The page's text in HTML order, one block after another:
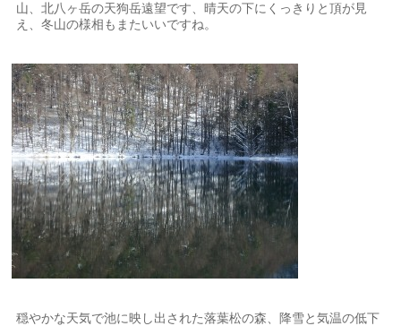
山、北八ヶ岳の天狗岳遠望です、晴天の下にくっきりと頂が見
え、冬山の様相もまたいいですね。
穏やかな天気で池に映し出された落葉松の森、降雪と気温の低下